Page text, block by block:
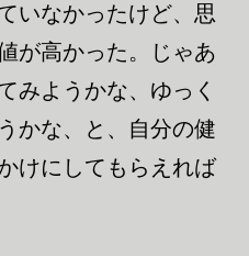
いなかったけど、思
が高かった。じゃあ
みようかな、 ゆっく
かな、と、 自分の健
けにしてもらえれば